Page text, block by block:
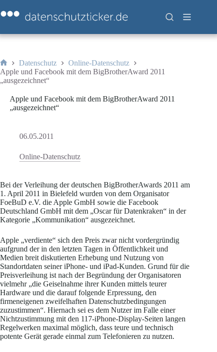
Inhalt
springen
Start
Datenschutz
Online-Datenschutz
Apple und Facebook mit dem BigBrotherAward 2011
„ausgezeichnet“
Apple und Facebook mit dem BigBrotherAward 2011
„ausgezeichnet“
06.05.2011
Online-Datenschutz
Bei der Verleihung der deutschen BigBrotherAwards 2011 am
1. April 2011 in Bielefeld wurden von dem Organisator
FoeBuD e.V. die Apple GmbH sowie die Facebook
Deutschland GmbH mit dem „Oscar für Datenkraken“ in der
Kategorie „Kommunikation“ ausgezeichnet.
Apple „verdiente“ sich den Preis zwar nicht vordergründig
aufgrund der in den letzten Tagen in Öffentlichkeit und
Medien breit diskutierten Erhebung und Nutzung von
Standortdaten seiner iPhone- und iPad-Kunden. Grund für die
Preisverleihung ist nach der Begründung der Organisatoren
vielmehr „die Geiselnahme ihrer Kunden mittels teurer
Hardware und die darauf folgende Erpressung, den
firmeneigenen zweifelhaften Datenschutzbedingungen
zuzustimmen“. Hiernach sei es dem Nutzer im Falle einer
Nichtzustimmung mit den 117-iPhone-Display-Seiten langen
Regelwerken maximal möglich, dass teure und technisch
potente Gerät gerade einmal zum Telefonieren zu nutzen.